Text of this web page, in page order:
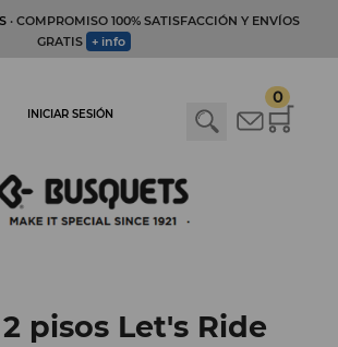
· COMPROMISO 100% SATISFACCIÓN Y ENVÍOS
GRATIS + info
0
INICIAR SESIÓN
pisos Let's Ride